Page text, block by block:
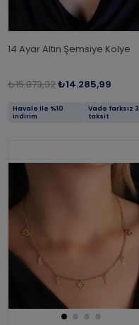
14 Ayar Altın Şemsiye Kolye
₺15.873,32₺14.285,99
Havale ile %10
indirim
Vade farksız 3
taksit